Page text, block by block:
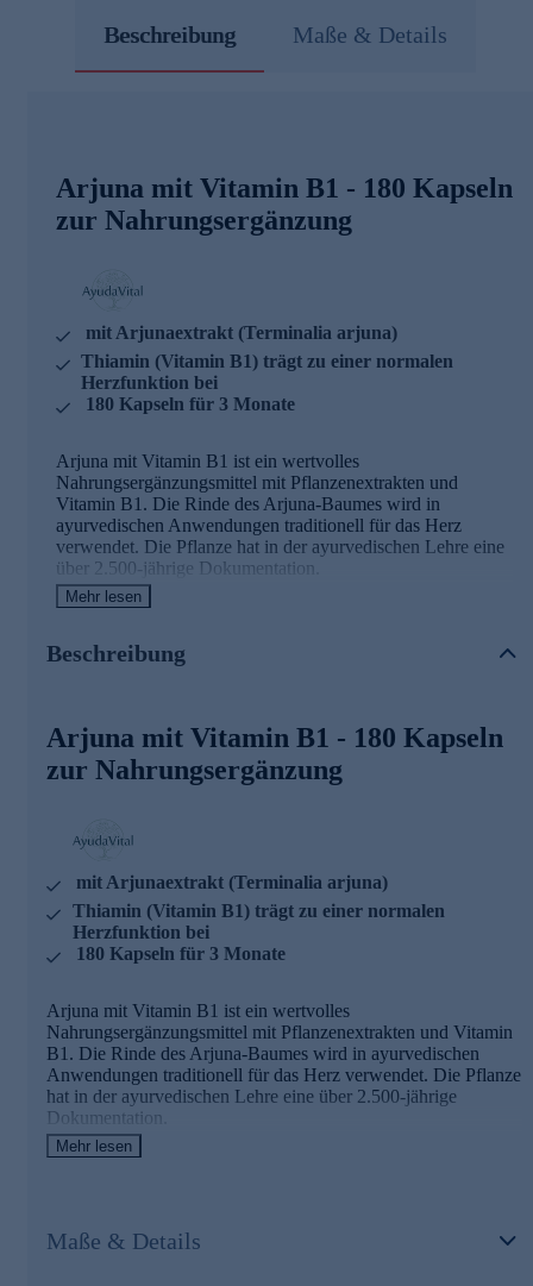
Beschreibung Maße & Details
Arjuna mit Vitamin B1 - 180 Kapseln
zur Nahrungsergänzung
mit Arjunaextrakt (Terminalia arjuna)
Thiamin (Vitamin B1) trägt zu einer normalen
Herzfunktion bei
180 Kapseln für 3 Monate
Arjuna mit Vitamin B1 ist ein wertvolles
Nahrungsergänzungsmittel mit Pflanzenextrakten und
Vitamin B1. Die Rinde des Arjuna-Baumes wird in
ayurvedischen Anwendungen traditionell für das Herz
verwendet. Die Pflanze hat in der ayurvedischen Lehre eine
über 2.500-jährige Dokumentation.
Wirkstoffe
Vitamin B1 (Thiamin) - 1,1 mg pro Tagesdosis (100%
NRV)
Thiamin (Vitamin B1) trägt zu einer normalen
AyudaVital - einfach, pflanzlich, ayurvedisch
AyudaVital macht die Erfahrungen der ayurvedischen
Pflanzenlehre für den Alltag nutzbar. Dem Team von
AyudaVital ist es besonders wichtig, dass Sie genau wissen,
was Sie einnehmen. Deshalb folgt jedes Produkt dem
mehr. Was keinen Beitrag leistet, kommt nicht in die Kapsel.
Bestellen Sie gleich hier ganz bequem im Onlineshop.
Mehr lesen
Beschreibung
Arjuna mit Vitamin B1 - 180 Kapseln
zur Nahrungsergänzung
mit Arjunaextrakt (Terminalia arjuna)
Thiamin (Vitamin B1) trägt zu einer normalen
Herzfunktion bei
180 Kapseln für 3 Monate
Arjuna mit Vitamin B1 ist ein wertvolles
Nahrungsergänzungsmittel mit Pflanzenextrakten und Vitamin
B1. Die Rinde des Arjuna-Baumes wird in ayurvedischen
Anwendungen traditionell für das Herz verwendet. Die Pflanze
hat in der ayurvedischen Lehre eine über 2.500-jährige
Dokumentation.
Arjunaextrakt (Terminalia arjuna) - 340 mg pro Tagesdosis,
Mehr lesen
Maße & Details